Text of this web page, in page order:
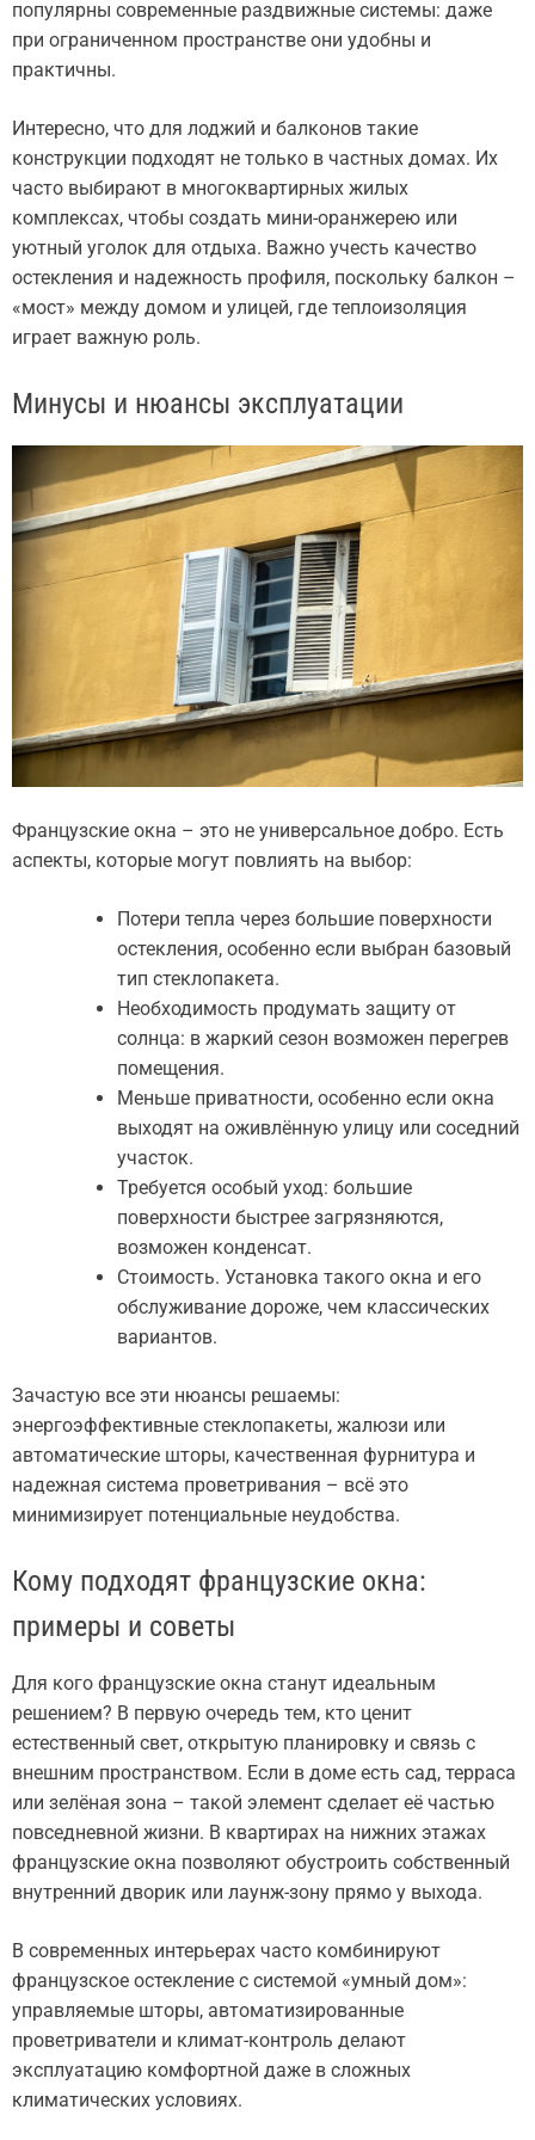
популярны современные раздвижные системы: даже
при ограниченном пространстве они удобны и
практичны.
Интересно, что для лоджий и балконов такие
конструкции подходят не только в частных домах. Их
часто выбирают в многоквартирных жилых
комплексах, чтобы создать мини-оранжерею или
уютный уголок для отдыха. Важно учесть качество
остекления и надежность профиля, поскольку балкон –
«мост» между домом и улицей, где теплоизоляция
играет важную роль.
Минусы и нюансы эксплуатации
Французские окна – это не универсальное добро. Есть
аспекты, которые могут повлиять на выбор:
Потери тепла через большие поверхности
остекления, особенно если выбран базовый
тип стеклопакета.
Необходимость продумать защиту от
солнца: в жаркий сезон возможен перегрев
помещения.
Меньше приватности, особенно если окна
выходят на оживлённую улицу или соседний
участок.
Требуется особый уход: большие
поверхности быстрее загрязняются,
возможен конденсат.
Стоимость. Установка такого окна и его
обслуживание дороже, чем классических
вариантов.
Зачастую все эти нюансы решаемы:
энергоэффективные стеклопакеты, жалюзи или
автоматические шторы, качественная фурнитура и
надежная система проветривания – всё это
минимизирует потенциальные неудобства.
Кому подходят французские окна:
примеры и советы
Для кого французские окна станут идеальным
решением? В первую очередь тем, кто ценит
естественный свет, открытую планировку и связь с
внешним пространством. Если в доме есть сад, терраса
или зелёная зона – такой элемент сделает её частью
повседневной жизни. В квартирах на нижних этажах
французские окна позволяют обустроить собственный
внутренний дворик или лаунж-зону прямо у выхода.
В современных интерьерах часто комбинируют
французское остекление с системой «умный дом»:
управляемые шторы, автоматизированные
проветриватели и климат-контроль делают
эксплуатацию комфортной даже в сложных
климатических условиях.